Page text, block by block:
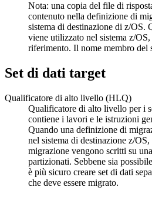
Nota: una copia del file di
contenuto nella definizione di
sistema di destinazione di z/OS.
viene utilizzato nel sistema z/
riferimento. Il nome membro
Set di dati target
Qualificatore di alto livello (HLQ)
Qualificatore di alto livello per i
contiene i lavori e le istruzioni
Quando una definizione di
nel sistema di destinazione z/
migrazione vengono scritti su
partizionati. Sebbene sia
è più sicuro creare set di dati
che deve essere migrato.